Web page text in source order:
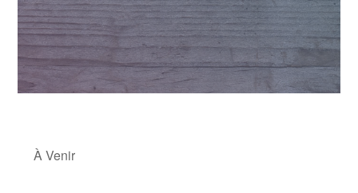
À Venir